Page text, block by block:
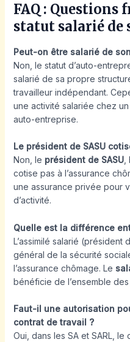
FAQ : Questions
statut salarié de
Peut-on être salarié de
Non, le statut d’auto-
salarié de sa propre
travailleur indépendant.
une activité salariée chez
auto-entreprise.
Le président de SASU
Non, le président de SASU,
cotise pas à l’assurance
une assurance privée pour
d’activité.
Quelle est la différence
L’assimilé salarié (président
général de la sécurité
l’assurance chômage. Le
bénéficie de l’ensemble
Faut-il une autorisation
contrat de travail ?
Oui, dans les SA et SARL,